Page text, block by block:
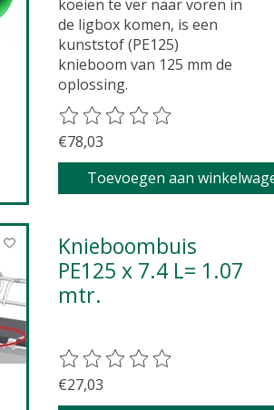
koeien te ver naar voren in
de ligbox komen, is een
kunststof (PE125)
knieboom van 125 mm de
oplossing.
De beoordeling van dit
€78,03
Toevoegen aan
Knieboombuis
PE125 x 7.4 L= 1.07
mtr.
De beoordeling van dit
€27,03